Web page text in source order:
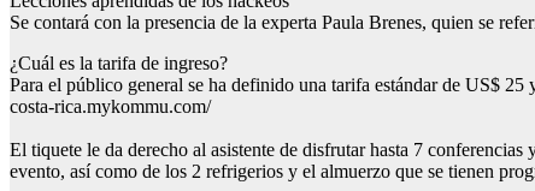
Se contará con la presencia de la experta Paula Brenes, quien se
¿Cuál es la tarifa de ingreso?
Para el público general se ha definido una tarifa estándar de US$
costa-rica.mykommu.com/
El tiquete le da derecho al asistente de disfrutar hasta 7
evento, así como de los 2 refrigerios y el almuerzo que se tienen